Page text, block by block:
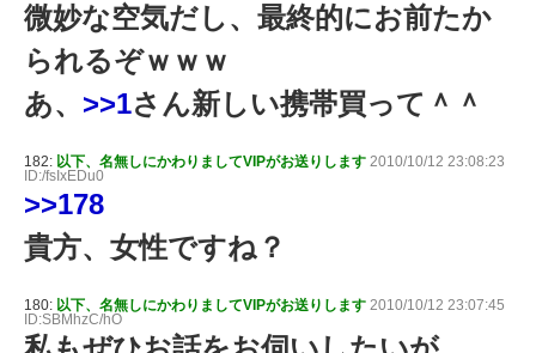
微妙な空気だし、最終的にお前たか
られるぞｗｗｗ
あ、 >>1さん新しい携帯買って＾＾
182: 以下、名無しにかわりましてVIPがお送りします 2010/10/12 23:08:23
ID:/fsIxEDu0
>>178
貴方、女性ですね？
180: 以下、名無しにかわりましてVIPがお送りします 2010/10/12 23:07:45
ID:SBMhzC/hO